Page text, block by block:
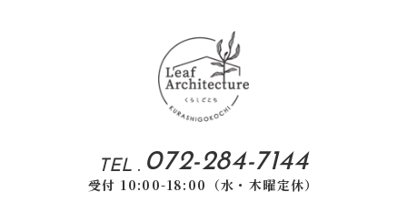
TEL . 072-284-7144
受付 10:00-18:00（水・木曜定休）